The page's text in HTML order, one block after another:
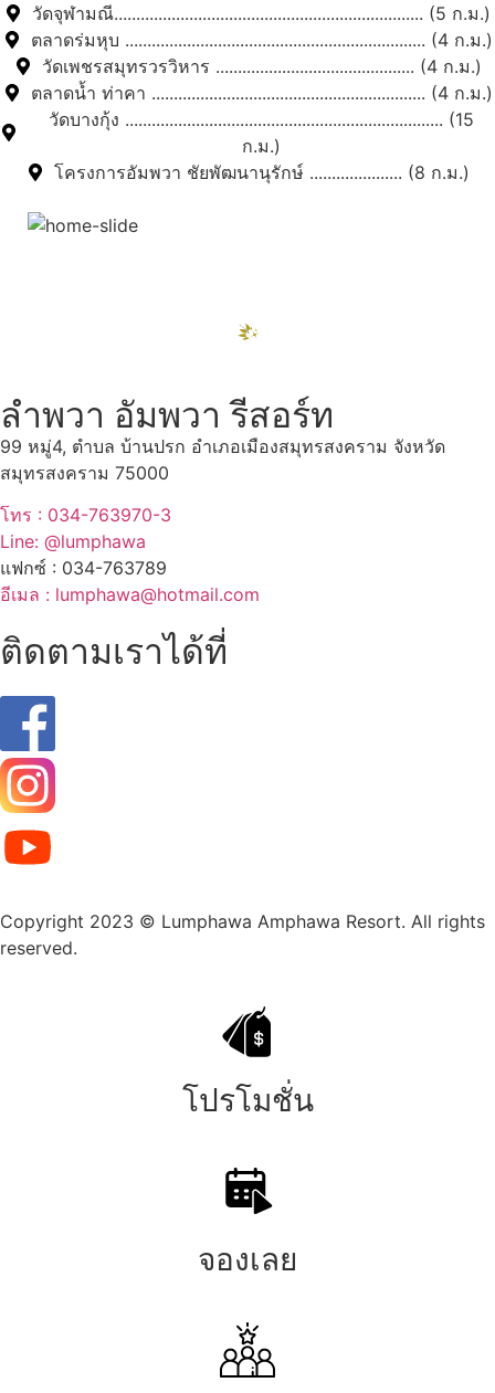
วัดจุฬามณี...................................................................... (5 ก.ม.)
ตลาดร่มหุบ .................................................................... (4 ก.ม.)
วัดเพชรสมุทรวรวิหาร ............................................. (4 ก.ม.)
ตลาดน้ำ ท่าคา .............................................................. (4 ก.ม.)
วัดบางกุ้ง ........................................................................ (15
ก.ม.)
โครงการอัมพวา ชัยพัฒนานุรักษ์ ..................... (8 ก.ม.)
ลำพวา อัมพวา รีสอร์ท
99 หมู่4, ตำบล บ้านปรก อำเภอเมืองสมุทรสงคราม จังหวัด
สมุทรสงคราม 75000
โทร : 034-763970-3
Line: @lumphawa
แฟกซ์ : 034-763789
อีเมล : lumphawa@hotmail.com
ติดตามเราได้ที่
Copyright 2023 © Lumphawa Amphawa Resort. All rights
reserved.
โปรโมชั่น
จองเลย